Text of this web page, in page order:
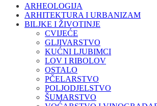
ARHEOLOGIJA
ARHITEKTURA I URBANIZAM
BILJKE I ŽIVOTINJE
CVIJEĆE
GLJIVARSTVO
KUĆNI LJUBIMCI
LOV I RIBOLOV
OSTALO
PČELARSTVO
POLJODJELSTVO
ŠUMARSTVO